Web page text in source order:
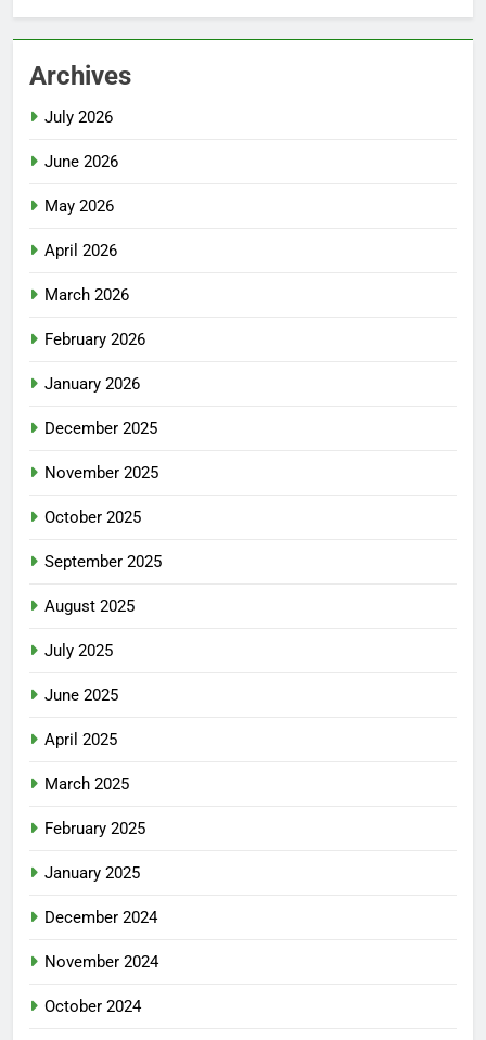
Archives
July 2026
June 2026
May 2026
April 2026
March 2026
February 2026
January 2026
December 2025
November 2025
October 2025
September 2025
August 2025
July 2025
June 2025
April 2025
March 2025
February 2025
January 2025
December 2024
November 2024
October 2024